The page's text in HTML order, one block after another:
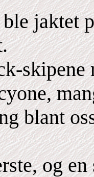
jaktet
blant
og